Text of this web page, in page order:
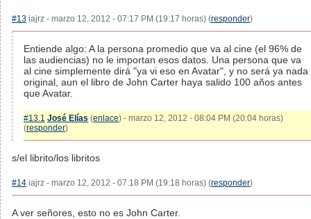
#13 iajrz - marzo 12, 2012 - 07:17 PM (19:17 horas) (responder)
Entiende algo: A la persona promedio que va al cine (el 96% de
las audiencias) no le importan esos datos. Una persona que va
al cine simplemente dirá "ya vi eso en Avatar", y no será ya nada
original, aun el libro de John Carter haya salido 100 años antes
que Avatar.
#13.1 José Elías (enlace) - marzo 12, 2012 - 08:04 PM (20:04 horas)
(responder)
s/el librito/los libritos
#14 iajrz - marzo 12, 2012 - 07:18 PM (19:18 horas) (responder)
A ver señores, esto no es John Carter.